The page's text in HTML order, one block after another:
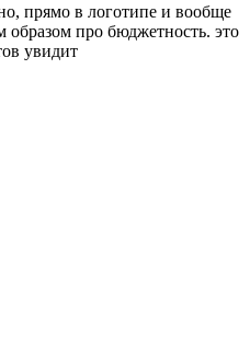
прямо в логотипе и вообще
образом про бюджетность. это
увидит